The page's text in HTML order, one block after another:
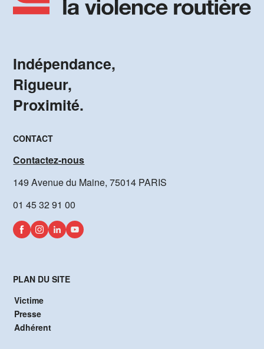
Indépendance,
Rigueur,
Proximité.
CONTACT
Contactez-nous
149 Avenue du Maine, 75014 PARIS
01 45 32 91 00
PLAN DU SITE
Victime
Presse
Adhérent